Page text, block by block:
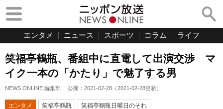
エンタメ ニュース スポーツ コラム ライフ
笑福亭鶴瓶、番組中に直電して出演交渉 マ
イク一本の「かたり」で魅了する男
NEWS ONLINE 編集部 公開： 2021-02-28 （2021-02-28更新）
エンタメ 笑福亭鶴瓶 笑福亭鶴瓶日曜日のそれ